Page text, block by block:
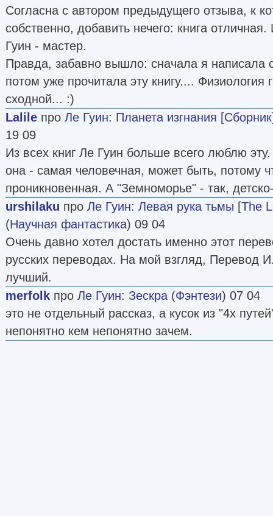
Согласна с автором предыдущего отзыва, к
собственно, добавить нечего: книга
Гуин - мастер.
Правда, забавно вышло: сначала я написала
потом уже прочитала эту книгу.... Физиология
сходной... :)
Lalile про Ле Гуин: Планета изгнания
19 09
Из всех книг Ле Гуин больше всего люблю
она - самая человечная, может быть, потому
проникновенная. А "Земноморье" - так,
urshilaku про Ле Гуин: Левая рука тьмы [The
(Научная фантастика) 09 04
Очень давно хотел достать именно этот
русских переводах. На мой взгляд, Перевод
лучший.
merfolk про Ле Гуин: Зескра (Фэнтези) 07 04
это не отдельный рассказ, а кусок из "4х
непонятно кем непонятно зачем.